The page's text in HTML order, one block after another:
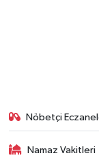
Nöbetçi
Namaz Vakitleri